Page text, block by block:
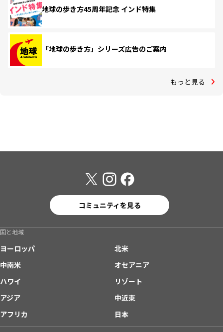
地球の歩き方45周年記念 インド特集
「地球の歩き方」シリーズ広告のご案内
もっと見る
コミュニティを見る
国と地域
ヨーロッパ
北米
中南米
オセアニア
ハワイ
リゾート
アジア
中近東
アフリカ
日本